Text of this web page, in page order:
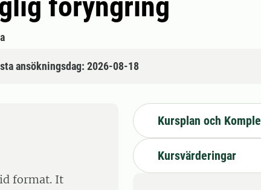
ansökningsdag: 2026-08-18
format. It
Kursplan och
Kursvärderingar